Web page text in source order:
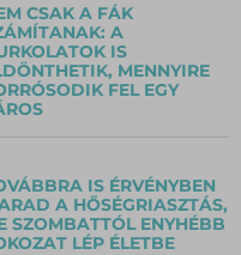
CSAK A FÁK
A
IS
MENNYIRE
FEL EGY
IS ÉRVÉNYBEN
A HŐSÉGRIASZTÁS,
SZOMBATTÓL ENYHÉBB
LÉP ÉLETBE